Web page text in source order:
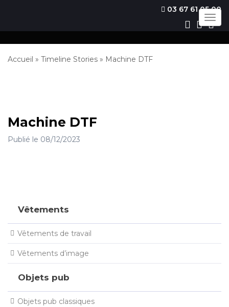
03 67 61 05 00
Accueil » Timeline Stories » Machine DTF
Machine DTF
Publié le 08/12/2023
Vêtements
Vêtements de travail
Vêtements d’image
Objets pub
Objets pub classiques